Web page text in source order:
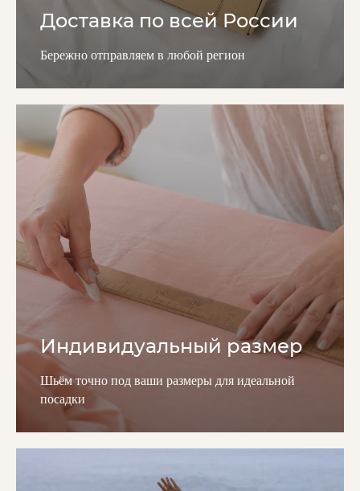
Доставка по всей России
Бережно отправляем в любой регион
Индивидуальный размер
Шьём точно под ваши размеры для идеальной
посадки